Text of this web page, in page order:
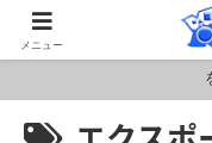
ロシア・ウクライナおよび
価格が高騰しております。
メニュー